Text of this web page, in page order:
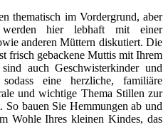
thematisch im Vordergrund, aber
werden hier lebhaft mit einer
anderen Müttern diskutiert. Die
frisch gebackene Muttis mit Ihrem
auch Geschwisterkinder und
eine herzliche, familiäre
und wichtige Thema Stillen zur
So bauen Sie Hemmungen ab und
Wohle Ihres kleinen Kindes, das